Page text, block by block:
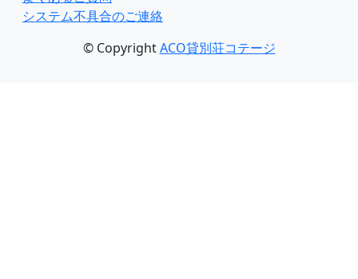
システム不具合のご連絡
© CopyrightACO貸別荘コテージ